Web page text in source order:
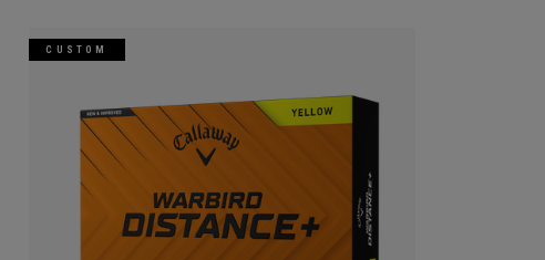
CUSTOM